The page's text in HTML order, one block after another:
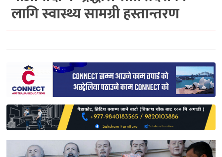
समाज
भिडियो
साहित्य
प्रदेश
English
लागि स्वास्थ्य सामग्री हस्तान्तरण